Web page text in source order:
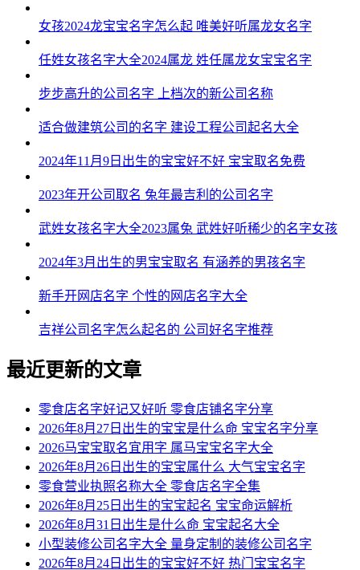
女孩2024龙宝宝名字怎么起 唯美好听属龙女名字
任姓女孩名字大全2024属龙 姓任属龙女宝宝名字
步步高升的公司名字 上档次的新公司名称
适合做建筑公司的名字 建设工程公司起名大全
2024年11月9日出生的宝宝好不好 宝宝取名免费
2023年开公司取名 兔年最吉利的公司名字
武姓女孩名字大全2023属兔 武姓好听稀少的名字女孩
2024年3月出生的男宝宝取名 有涵养的男孩名字
新手开网店名字 个性的网店名字大全
吉祥公司名字怎么起名的 公司好名字推荐
最近更新的文章
零食店名字好记又好听 零食店铺名字分享
2026年8月27日出生的宝宝是什么命 宝宝名字分享
2026马宝宝取名宜用字 属马宝宝名字大全
2026年8月26日出生的宝宝属什么 大气宝宝名字
零食营业执照名称大全 零食店名字全集
2026年8月25日出生的宝宝起名 宝宝命运解析
2026年8月31日出生是什么命 宝宝起名大全
小型装修公司名字大全 量身定制的装修公司名字
2026年8月24日出生的宝宝好不好 热门宝宝名字